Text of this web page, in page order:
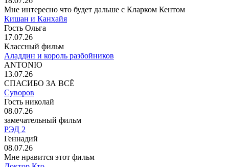
Мне интересно что будет дальше с Кларком Кентом
Кишан и Канхайя
Гость Ольга
17.07.26
Классный фильм
Аладдин и король разбойников
ANTONIO
13.07.26
СПАСИБО ЗА ВСЁ
Суворов
Гость николай
08.07.26
замечательный фильм
РЭД 2
Геннадий
08.07.26
Мне нравится этот фильм